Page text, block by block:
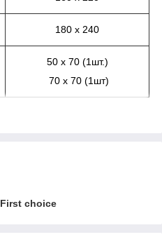
180 х 240
50 х 70 (1шт.)
70 х 70 (1шт)
First choice